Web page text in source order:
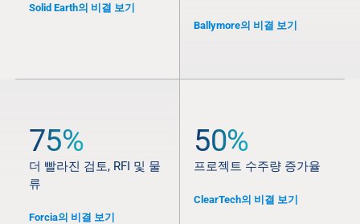
Solid Earth의 비결 보기
Ballymore의 비결 보기
75%
더 빨라진 검토, RFI 및 물
류
Forcia의 비결 보기
50%
프로젝트 수주량 증가율
ClearTech의 비결 보기